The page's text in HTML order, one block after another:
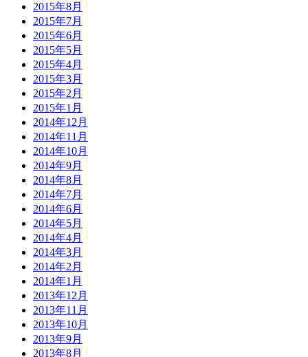
2015年8月
2015年7月
2015年6月
2015年5月
2015年4月
2015年3月
2015年2月
2015年1月
2014年12月
2014年11月
2014年10月
2014年9月
2014年8月
2014年7月
2014年6月
2014年5月
2014年4月
2014年3月
2014年2月
2014年1月
2013年12月
2013年11月
2013年10月
2013年9月
2013年8月